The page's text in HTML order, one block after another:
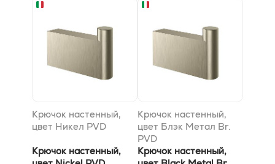
Крючок настенный,
цвет Никел PVD
Крючок настенный,
Крючок настенный,
цвет Блэк Метал Br.
PVD
Крючок настенный,